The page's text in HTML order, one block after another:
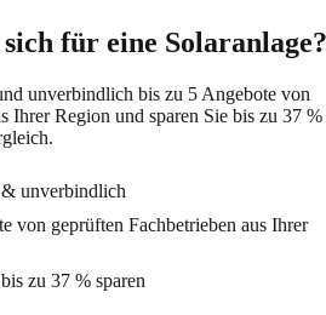
für eine Solaranlage?
unverbindlich bis zu 5 Angebote von
Ihrer Region und sparen Sie bis zu 37 %
unverbindlich
von geprüften Fachbetrieben aus Ihrer
zu 37 % sparen